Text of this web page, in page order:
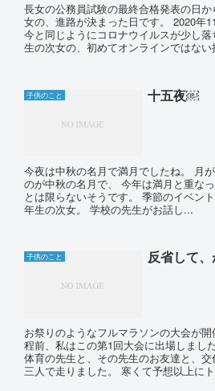
長女の公務員試験の最終合格発表の日
女の、進路が決まった日です。 2020年
今と同じようにコロナウイルスが少し
生の次女の、初めてオンラインではない
子供のこと 十五夜￼
今夜は中秋の名月で満月でしたね。 月
のが中秋の名月で、 今年は満月と重な
とは限らないそうです。 季節のイベン
年生の次女。 学校の先生がお話し...
子供のこと 反省して
お祭りのようなフルマラソンの大会が
程前、私はこの第1回大会に出場しまし
体育の先生と、その先生のお友達と、
三人で走りました。 寒くて予想以上に